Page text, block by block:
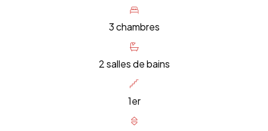
3 chambres
2 salles de bains
1er